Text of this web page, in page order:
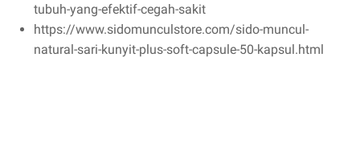
tubuh-yang-efektif-cegah-sakit
https://www.sidomunculstore.com/sido-muncul-
natural-sari-kunyit-plus-soft-capsule-50-kapsul.html